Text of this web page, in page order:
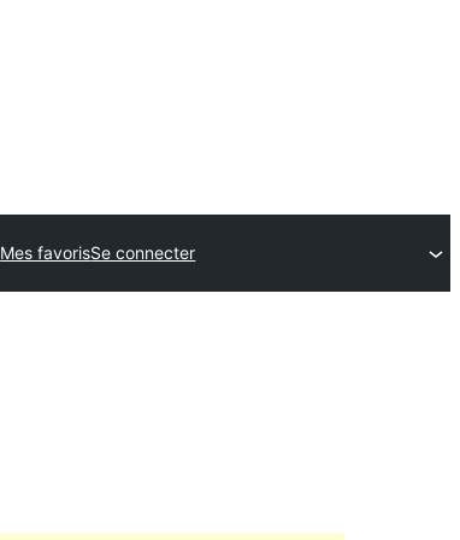
Mes favorisSe connecter